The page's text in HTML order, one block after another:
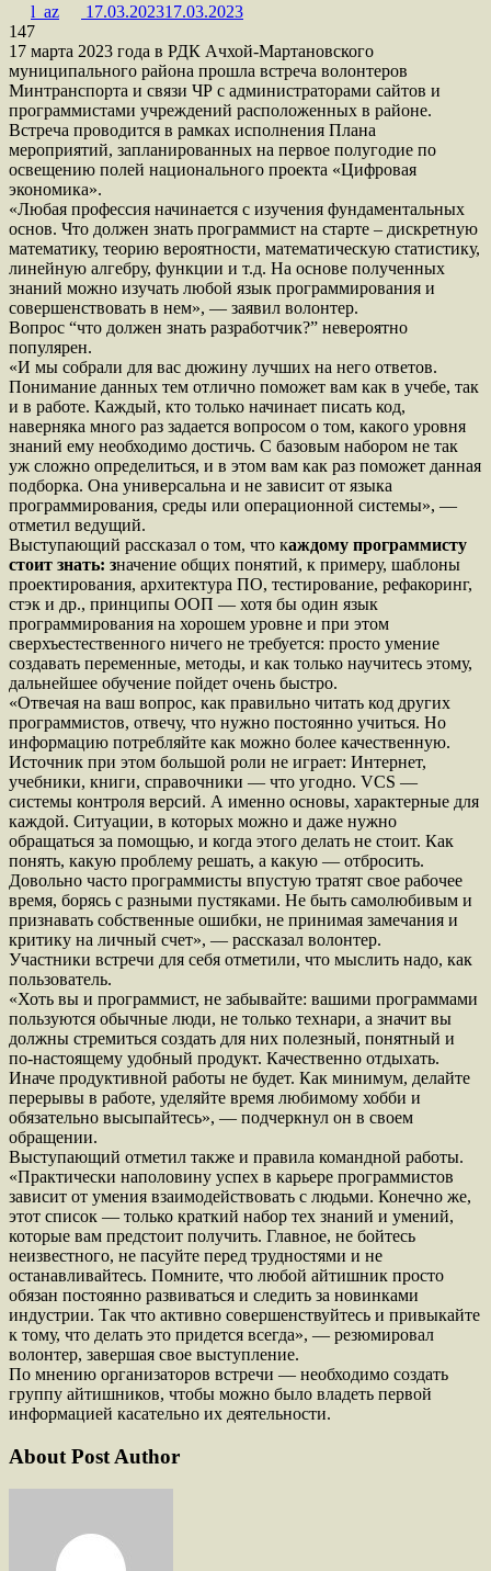
l_az 17.03.202317.03.2023
147
17 марта 2023 года в РДК Ачхой-Мартановского
муниципального района прошла встреча волонтеров
Минтранспорта и связи ЧР с администраторами сайтов и
программистами учреждений расположенных в районе.
Встреча проводится в рамках исполнения Плана
мероприятий, запланированных на первое полугодие по
освещению полей национального проекта «Цифровая
экономика».
«Любая профессия начинается с изучения фундаментальных
основ. Что должен знать программист на старте – дискретную
математику, теорию вероятности, математическую статистику,
линейную алгебру, функции и т.д. На основе полученных
знаний можно изучать любой язык программирования и
совершенствовать в нем», — заявил волонтер.
Вопрос “что должен знать разработчик?” невероятно
популярен.
«И мы собрали для вас дюжину лучших на него ответов.
Понимание данных тем отлично поможет вам как в учебе, так
и в работе. Каждый, кто только начинает писать код,
наверняка много раз задается вопросом о том, какого уровня
знаний ему необходимо достичь. С базовым набором не так
уж сложно определиться, и в этом вам как раз поможет данная
подборка. Она универсальна и не зависит от языка
программирования, среды или операционной системы», —
отметил ведущий.
Выступающий рассказал о том, что каждому программисту
стоит знать: значение общих понятий, к примеру, шаблоны
проектирования, архитектура ПО, тестирование, рефакоринг,
стэк и др., принципы ООП — хотя бы один язык
программирования на хорошем уровне и при этом
сверхъестественного ничего не требуется: просто умение
создавать переменные, методы, и как только научитесь этому,
дальнейшее обучение пойдет очень быстро.
«Отвечая на ваш вопрос, как правильно читать код других
программистов, отвечу, что нужно постоянно учиться. Но
информацию потребляйте как можно более качественную.
Источник при этом большой роли не играет: Интернет,
учебники, книги, справочники — что угодно. VCS —
системы контроля версий. А именно основы, характерные для
каждой. Ситуации, в которых можно и даже нужно
обращаться за помощью, и когда этого делать не стоит. Как
понять, какую проблему решать, а какую — отбросить.
Довольно часто программисты впустую тратят свое рабочее
время, борясь с разными пустяками. Не быть самолюбивым и
признавать собственные ошибки, не принимая замечания и
критику на личный счет», — рассказал волонтер.
Участники встречи для себя отметили, что мыслить надо, как
пользователь.
«Хоть вы и программист, не забывайте: вашими программами
пользуются обычные люди, не только технари, а значит вы
должны стремиться создать для них полезный, понятный и
по-настоящему удобный продукт. Качественно отдыхать.
Иначе продуктивной работы не будет. Как минимум, делайте
перерывы в работе, уделяйте время любимому хобби и
обязательно высыпайтесь», — подчеркнул он в своем
обращении.
Выступающий отметил также и правила командной работы.
«Практически наполовину успех в карьере программистов
зависит от умения взаимодействовать с людьми. Конечно же,
этот список — только краткий набор тех знаний и умений,
которые вам предстоит получить. Главное, не бойтесь
неизвестного, не пасуйте перед трудностями и не
останавливайтесь. Помните, что любой айтишник просто
обязан постоянно развиваться и следить за новинками
индустрии. Так что активно совершенствуйтесь и привыкайте
к тому, что делать это придется всегда», — резюмировал
волонтер, завершая свое выступление.
По мнению организаторов встречи — необходимо создать
группу айтишников, чтобы можно было владеть первой
информацией касательно их деятельности.
About Post Author